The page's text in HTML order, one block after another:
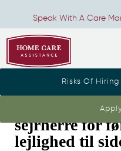
Speak With A Care
Risks Of
Viktor
sejrherre for
lejlighed til